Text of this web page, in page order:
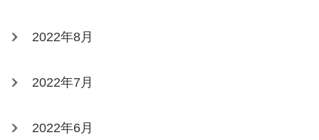
2022年8月
2022年7月
2022年6月